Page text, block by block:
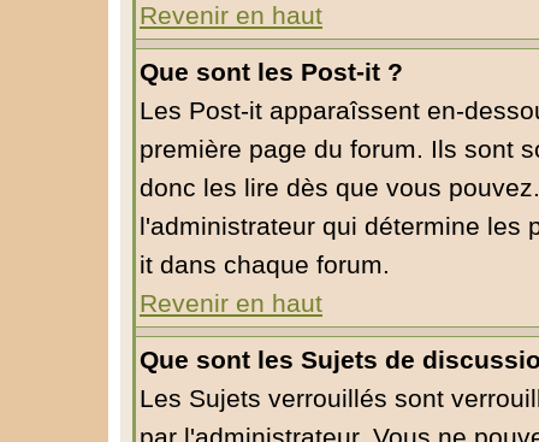
Revenir en haut
Que sont les Post-it ?
Les Post-it apparaîssent en-
première page du forum. Ils sont
donc les lire dès que vous
l'administrateur qui détermine les
it dans chaque forum.
Revenir en haut
Que sont les Sujets de
Les Sujets verrouillés sont